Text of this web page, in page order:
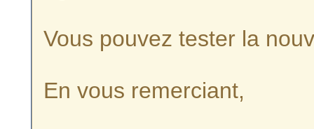
Vous pouvez tester la
En vous remerciant,